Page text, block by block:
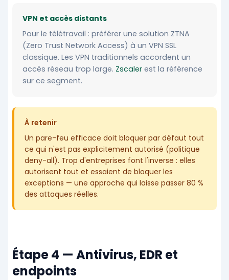
VPN et accès distants
Pour le télétravail : préférer une solution ZTNA
(Zero Trust Network Access) à un VPN SSL
classique. Les VPN traditionnels accordent un
accès réseau trop large. Zscaler est la référence
sur ce segment.
À retenir
Un pare-feu efficace doit bloquer par défaut tout
ce qui n'est pas explicitement autorisé (politique
deny-all). Trop d'entreprises font l'inverse : elles
autorisent tout et essaient de bloquer les
exceptions — une approche qui laisse passer 80 %
des attaques réelles.
Étape 4 — Antivirus, EDR et
endpoints